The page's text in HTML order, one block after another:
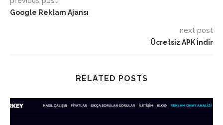
Google Reklam Ajansı
next post
Ücretsiz APK İndir
RELATED POSTS